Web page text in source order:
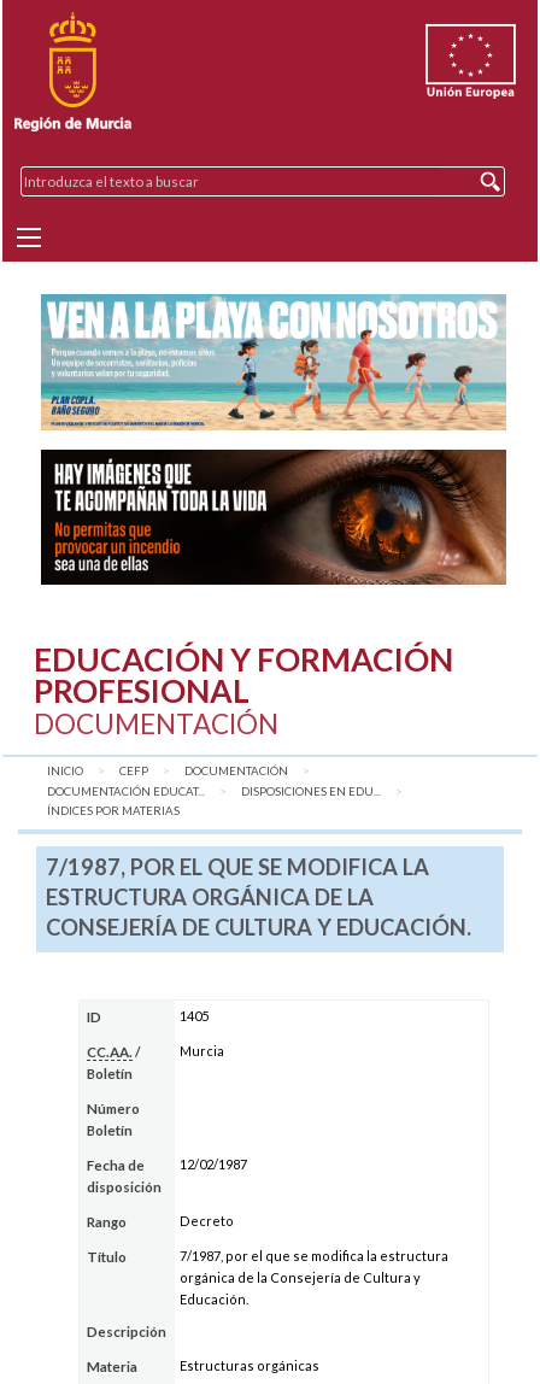
EDUCACIÓN Y FORMACIÓN
PROFESIONAL
DOCUMENTACIÓN
INICIO CEFP
DOCUMENTACIÓN
DOCUMENTACIÓN EDUCAT...
DISPOSICIONES EN EDU...
AQUÍ:
ÍNDICES POR MATERIAS
7/1987, POR EL QUE SE MODIFICA LA
ESTRUCTURA ORGÁNICA DE LA
CONSEJERÍA DE CULTURA Y EDUCACIÓN.
ID 1405
CC.AA. /
Boletín
Murcia
Número
Boletín
Fecha de
disposición
12/02/1987
Rango Decreto
Título
7/1987, por el que se modifica la estructura
orgánica de la Consejería de Cultura y
Educación.
Descripción
Materia Estructuras orgánicas